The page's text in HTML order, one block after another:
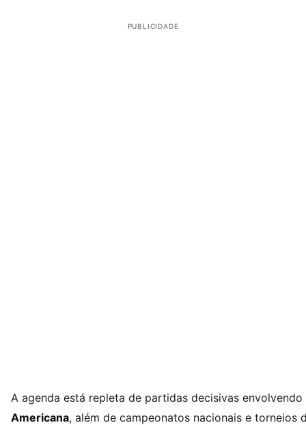
PUBLICIDADE
A agenda está repleta de partidas decisivas
Americana, além de campeonatos nacionais e torneios